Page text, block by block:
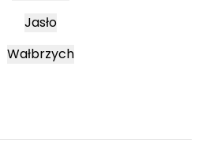
Jasło
Wałbrzych